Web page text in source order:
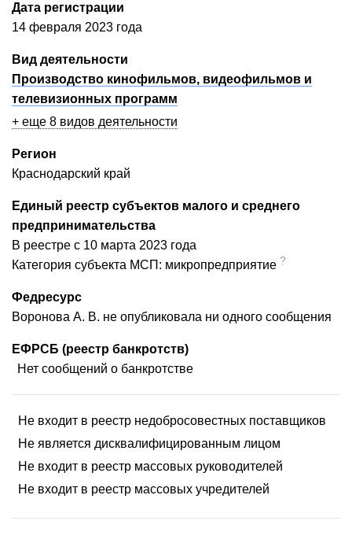
Дата регистрации
14 февраля 2023 года
Вид деятельности
Производство кинофильмов, видеофильмов и
телевизионных программ
+ еще 8 видов деятельности
Регион
Краснодарский край
Единый реестр субъектов малого и среднего
предпринимательства
В реестре с 10 марта 2023 года
Категория субъекта МСП: микропредприятие ?
Федресурс
Воронова А. В. не опубликовала ни одного сообщения
ЕФРСБ (реестр банкротств)
Нет сообщений о банкротстве
Не входит в реестр недобросовестных поставщиков
Не является дисквалифицированным лицом
Не входит в реестр массовых руководителей
Не входит в реестр массовых учредителей